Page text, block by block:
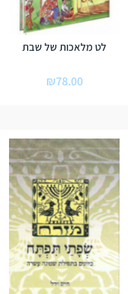
לט מלאכות של שבת
₪78.00